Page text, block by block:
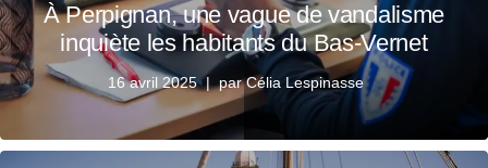
À Perpignan, une vague de vandalisme
inquiète les habitants du Bas-Vernet
16 avril 2025 parCélia Lespinasse